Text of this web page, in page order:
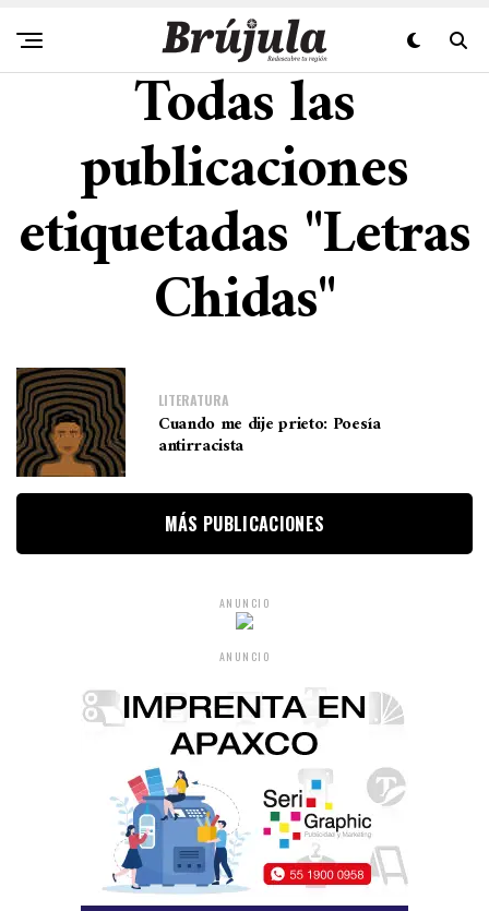
Todas las
publicaciones
etiquetadas "Letras
Chidas"
LITERATURA
Cuando me dije prieto: Poesía
antirracista
MÁS PUBLICACIONES
ANUNCIO
ANUNCIO